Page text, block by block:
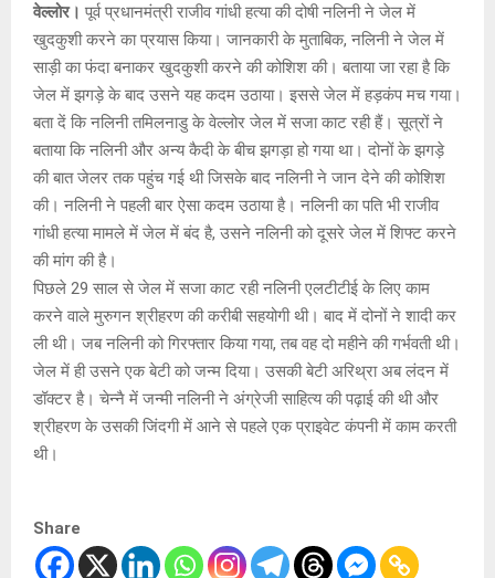
वेल्लोर। पूर्व प्रधानमंत्री राजीव गांधी हत्या की दोषी नलिनी ने जेल में
खुदकुशी करने का प्रयास किया। जानकारी के मुताबिक, नलिनी ने जेल में
साड़ी का फंदा बनाकर खुदकुशी करने की कोशिश की। बताया जा रहा है कि
जेल में झगड़े के बाद उसने यह कदम उठाया। इससे जेल में हड़कंप मच गया।
बता दें कि नलिनी तमिलनाडु के वेल्लोर जेल में सजा काट रही हैं। सूत्रों ने
बताया कि नलिनी और अन्य कैदी के बीच झगड़ा हो गया था। दोनों के झगड़े
की बात जेलर तक पहुंच गई थी जिसके बाद नलिनी ने जान देने की कोशिश
की। नलिनी ने पहली बार ऐसा कदम उठाया है। नलिनी का पति भी राजीव
गांधी हत्या मामले में जेल में बंद है, उसने नलिनी को दूसरे जेल में शिफ्ट करने
की मांग की है।
पिछले 29 साल से जेल में सजा काट रही नलिनी एलटीटीई के लिए काम
करने वाले मुरुगन श्रीहरण की करीबी सहयोगी थी। बाद में दोनों ने शादी कर
ली थी। जब नलिनी को गिरफ्तार किया गया, तब वह दो महीने की गर्भवती थी।
जेल में ही उसने एक बेटी को जन्म दिया। उसकी बेटी अरिथ्रा अब लंदन में
डॉक्टर है। चेन्नै में जन्मी नलिनी ने अंग्रेजी साहित्य की पढ़ाई की थी और
श्रीहरण के उसकी जिंदगी में आने से पहले एक प्राइवेट कंपनी में काम करती
थी।
Share